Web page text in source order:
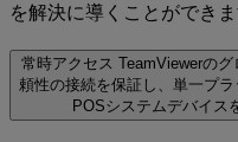
を解決に導くことができま
常時アクセス TeamViewerの
頼性の接続を保証し、単一プ
POSシステムデバイス